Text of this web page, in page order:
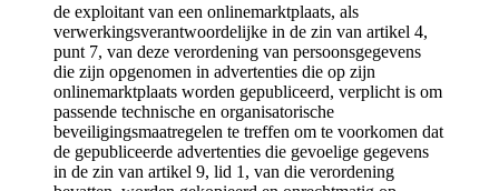
de exploitant van een onlinemarktplaats, als
verwerkingsverantwoordelijke in de zin van artikel 4,
punt 7, van deze verordening van persoonsgegevens
die zijn opgenomen in advertenties die op zijn
onlinemarktplaats worden gepubliceerd, verplicht is om
passende technische en organisatorische
beveiligingsmaatregelen te treffen om te voorkomen dat
de gepubliceerde advertenties die gevoelige gegevens
in de zin van artikel 9, lid 1, van die verordening